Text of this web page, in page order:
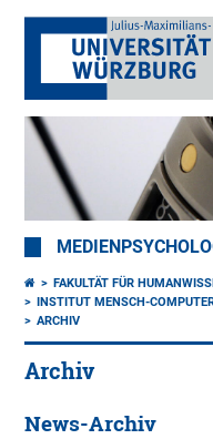
FAKULTÄT FÜR
INSTITUT MENSCH-
ARCHIV
Archiv
News-Archiv